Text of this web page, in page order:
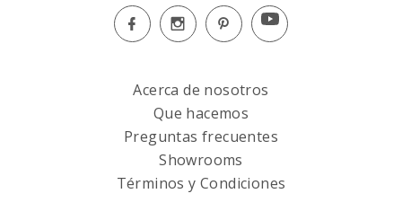
Acerca de nosotros
Que hacemos
Preguntas frecuentes
Showrooms
Términos y Condiciones